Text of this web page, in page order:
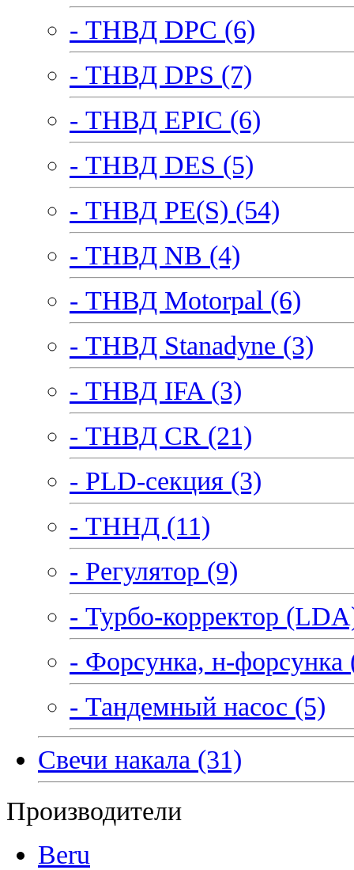
- ТНВД DPC (6)
- ТНВД DPS (7)
- ТНВД EPIC (6)
- ТНВД DES (5)
- ТНВД PE(S) (54)
- ТНВД NB (4)
- ТНВД Motorpal (6)
- ТНВД Stanadyne (3)
- ТНВД IFA (3)
- ТНВД CR (21)
- PLD-секция (3)
- ТННД (11)
- Регулятор (9)
- Турбо-корректор
- Форсунка, н-форсунка
- Тандемный насос (5)
Свечи накала (31)
Производители
Beru